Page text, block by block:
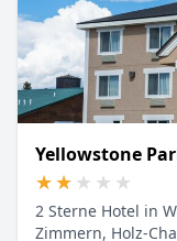
Yellowstone
★★★★★
★★★★★
2 Sterne Hotel in
Zimmern, Holz-